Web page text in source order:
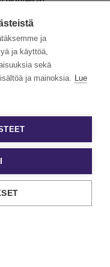
keinot
yhdenvertaista
taustoista
aina tasa-
Uskomme
ja
ja käyttöä,
sekä
ja mainoksia. Lue